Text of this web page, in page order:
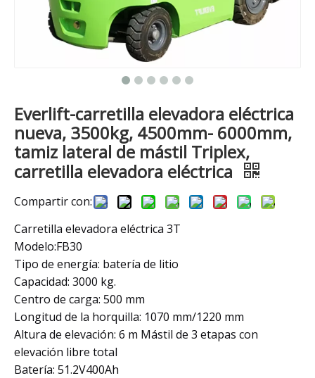
Everlift-carretilla elevadora eléctrica
nueva, 3500kg, 4500mm- 6000mm,
tamiz lateral de mástil Triplex,
carretilla elevadora eléctrica
Compartir con:
Carretilla elevadora eléctrica 3T
Modelo:FB30
Tipo de energía: batería de litio
Capacidad: 3000 kg.
Centro de carga: 500 mm
Longitud de la horquilla: 1070 mm/1220 mm
Altura de elevación: 6 m Mástil de 3 etapas con
elevación libre total
Batería: 51.2V400Ah